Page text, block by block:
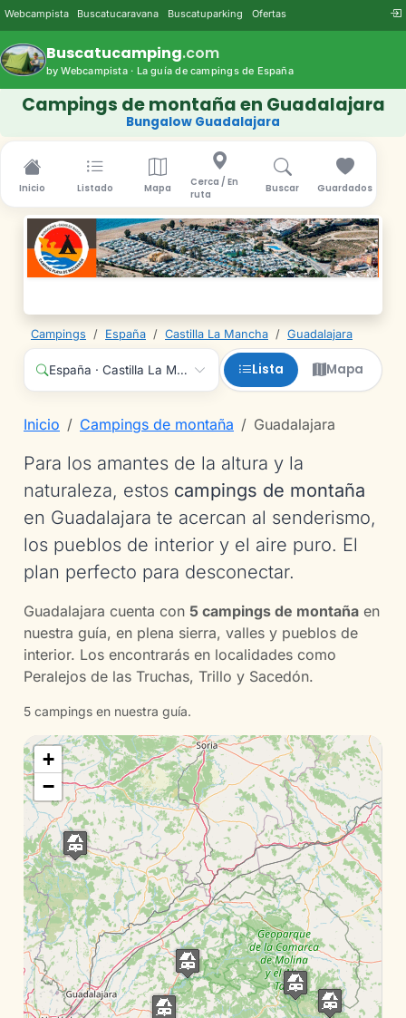
Webcampista Buscatucaravana Buscatuparking Ofertas
Buscatucamping.com
by Webcampista · La guía de campings de España
Campings de montaña en Guadalajara
Bungalow Guadalajara
Inicio Listado Mapa
Cerca / En
ruta
Buscar Guardados
Campings / España / Castilla La Mancha / Guadalajara
España · Castilla La Mancha · Guadalajara · Cualquier
Lista Mapa
Inicio Campings de montaña Guadalajara
Para los amantes de la altura y la
naturaleza, estos campings de montaña
en Guadalajara te acercan al senderismo,
los pueblos de interior y el aire puro. El
plan perfecto para desconectar.
Guadalajara cuenta con 5 campings de montaña en
nuestra guía, en plena sierra, valles y pueblos de
interior. Los encontrarás en localidades como
Peralejos de las Truchas, Trillo y Sacedón.
5 campings en nuestra guía.
+
−